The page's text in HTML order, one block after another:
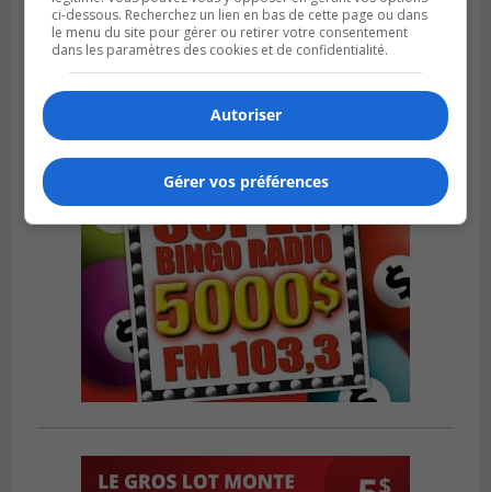
Publié le 6 août 2026 à 05h39
La grenade du camping du lac Cristal était
inoffensive
ci-dessous. Recherchez un lien en bas de cette page ou dans
le menu du site pour gérer ou retirer votre consentement
dans les paramètres des cookies et de confidentialité.
Autoriser
Gérer vos préférences